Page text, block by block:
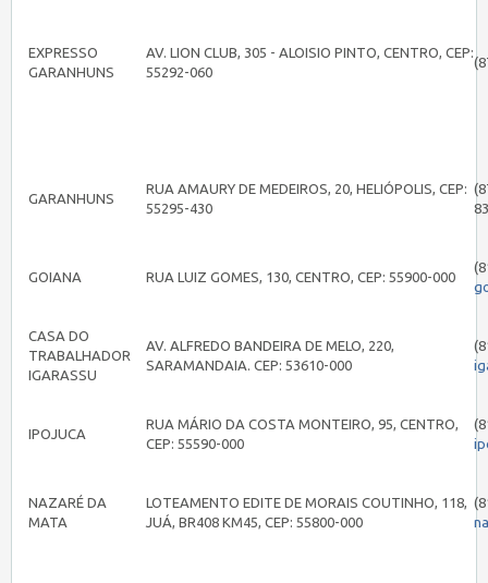
EXPRESSO
GARANHUNS
AV. LION CLUB, 305 - ALOISIO PINTO, CENTRO, CEP:
55292-060
GARANHUNS
RUA AMAURY DE MEDEIROS, 20, HELIÓPOLIS, CEP:
55295-430
GOIANA RUA LUIZ GOMES, 130, CENTRO, CEP: 55900-000
CASA DO
TRABALHADOR
IGARASSU
AV. ALFREDO BANDEIRA DE MELO, 220,
SARAMANDAIA. CEP: 53610-000
IPOJUCA
RUA MÁRIO DA COSTA MONTEIRO, 95, CENTRO,
CEP: 55590-000
NAZARÉ DA
MATA
LOTEAMENTO EDITE DE MORAIS COUTINHO, 118,
JUÁ, BR408 KM45, CEP: 55800-000